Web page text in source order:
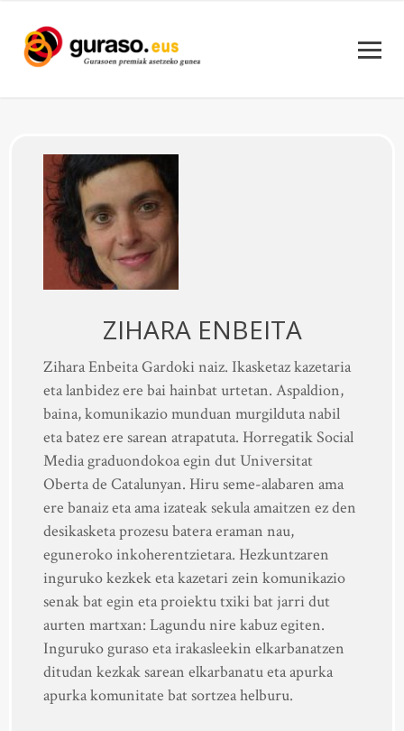
ZIHARA ENBEITA
Zihara Enbeita Gardoki naiz. Ikasketaz kazetaria
eta lanbidez ere bai hainbat urtetan. Aspaldion,
baina, komunikazio munduan murgilduta nabil
eta batez ere sarean atrapatuta. Horregatik Social
Media graduondokoa egin dut Universitat
Oberta de Catalunyan. Hiru seme-alabaren ama
ere banaiz eta ama izateak sekula amaitzen ez den
desikasketa prozesu batera eraman nau,
eguneroko inkoherentzietara. Hezkuntzaren
inguruko kezkek eta kazetari zein komunikazio
senak bat egin eta proiektu txiki bat jarri dut
aurten martxan: Lagundu nire kabuz egiten.
Inguruko guraso eta irakasleekin elkarbanatzen
ditudan kezkak sarean elkarbanatu eta apurka
apurka komunitate bat sortzea helburu.